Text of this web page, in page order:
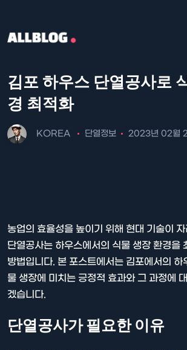
김포 하우스 단열공사로
경 최적화
KOREA 단열정보 2023년 02월
농업의 효율성을 높이기 위해 현대 기술이
단열공사는 하우스에서의 식물 생장 환경을
방법입니다. 본 포스트에서는 김포에서의 하
물 생장에 미치는 긍정적 효과와 그 과정에
겠습니다.
단열공사가 필요한 이유